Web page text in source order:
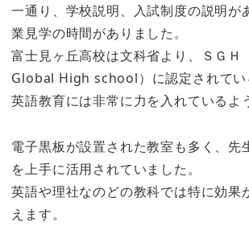
一通り、学校説明、入試制度の説明が
業見学の時間がありました。
富士見ヶ丘高校は文科省より、ＳＧＨ
Global High school）に認定されてい
英語教育には非常に力を入れているよ
電子黒板が設置された教室も多く、先
を上手に活用されていました。
英語や理社なのどの教科では特に効果
えます。